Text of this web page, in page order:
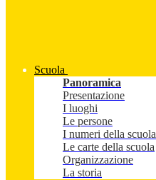
Scuola
Panoramica
Presentazione
I luoghi
Le persone
I numeri della scuola
Le carte della scuola
Organizzazione
La storia